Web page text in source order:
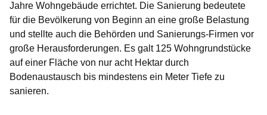
Jahre Wohngebäude errichtet. Die Sanierung bedeutete
für die Bevölkerung von Beginn an eine große Belastung
und stellte auch die Behörden und Sanierungs-Firmen vor
große Herausforderungen. Es galt 125 Wohngrundstücke
auf einer Fläche von nur acht Hektar durch
Bodenaustausch bis mindestens ein Meter Tiefe zu
sanieren.